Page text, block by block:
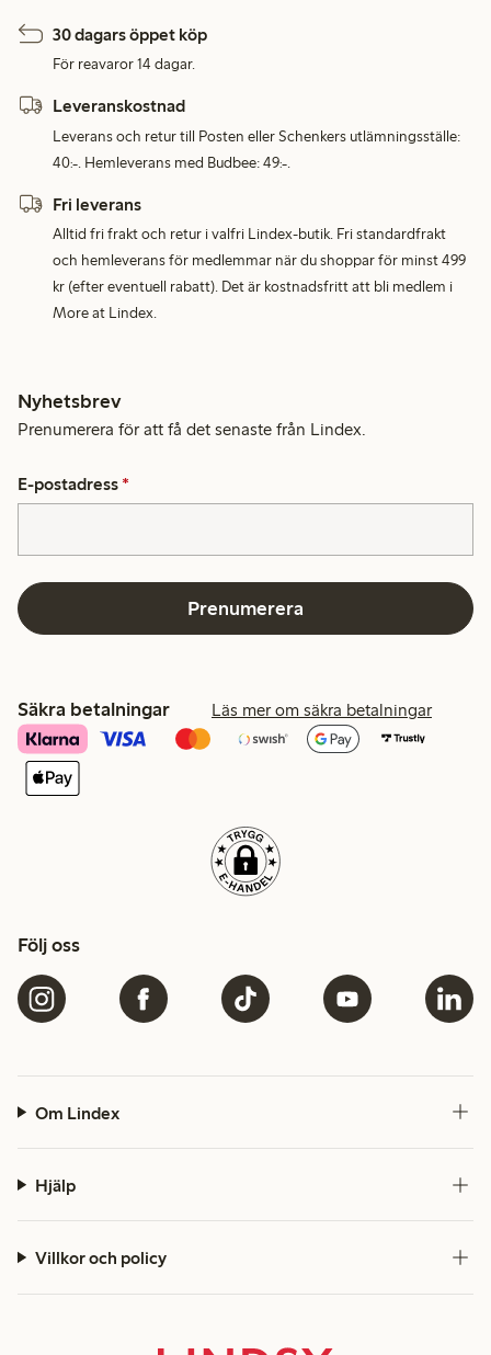
30 dagars öppet köp
För reavaror 14 dagar.
Leveranskostnad
Leverans och retur till Posten eller Schenkers utlämningsställe:
40:-. Hemleverans med Budbee: 49:-.
Fri leverans
Alltid fri frakt och retur i valfri Lindex-butik. Fri standardfrakt
och hemleverans för medlemmar när du shoppar för minst 499
kr (efter eventuell rabatt). Det är kostnadsfritt att bli medlem i
More at Lindex.
Nyhetsbrev
Prenumerera för att få det senaste från Lindex.
E-postadress *
Prenumerera
Säkra betalningar Läs mer om säkra betalningar
Följ oss
Om Lindex
Hjälp
Villkor och policy